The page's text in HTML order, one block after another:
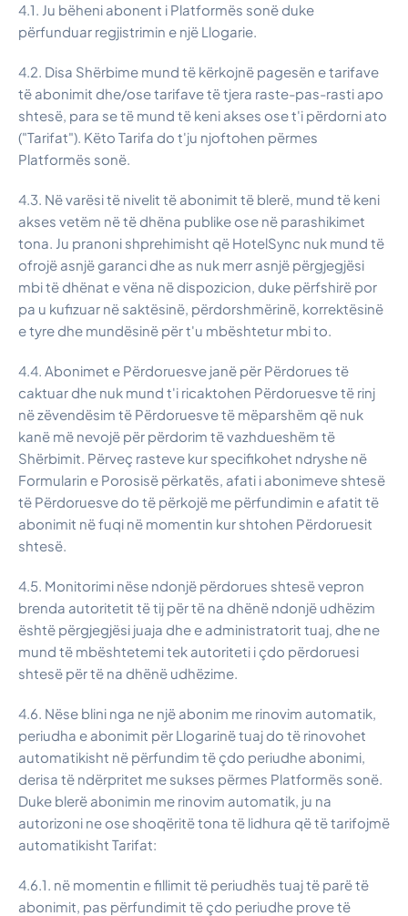
4.1. Ju bëheni abonent i Platformës sonë duke
përfunduar regjistrimin e një Llogarie.
4.2. Disa Shërbime mund të kërkojnë pagesën e tarifave
të abonimit dhe/ose tarifave të tjera raste-pas-rasti apo
shtesë, para se të mund të keni akses ose t'i përdorni ato
("Tarifat"). Këto Tarifa do t'ju njoftohen përmes
Platformës sonë.
4.3. Në varësi të nivelit të abonimit të blerë, mund të keni
akses vetëm në të dhëna publike ose në parashikimet
tona. Ju pranoni shprehimisht që HotelSync nuk mund të
ofrojë asnjë garanci dhe as nuk merr asnjë përgjegjësi
mbi të dhënat e vëna në dispozicion, duke përfshirë por
pa u kufizuar në saktësinë, përdorshmërinë, korrektësinë
e tyre dhe mundësinë për t'u mbështetur mbi to.
4.4. Abonimet e Përdoruesve janë për Përdorues të
caktuar dhe nuk mund t'i ricaktohen Përdoruesve të rinj
në zëvendësim të Përdoruesve të mëparshëm që nuk
kanë më nevojë për përdorim të vazhdueshëm të
Shërbimit. Përveç rasteve kur specifikohet ndryshe në
Formularin e Porosisë përkatës, afati i abonimeve shtesë
të Përdoruesve do të përkojë me përfundimin e afatit të
abonimit në fuqi në momentin kur shtohen Përdoruesit
shtesë.
4.5. Monitorimi nëse ndonjë përdorues shtesë vepron
brenda autoritetit të tij për të na dhënë ndonjë udhëzim
është përgjegjësi juaja dhe e administratorit tuaj, dhe ne
mund të mbështetemi tek autoriteti i çdo përdoruesi
shtesë për të na dhënë udhëzime.
4.6. Nëse blini nga ne një abonim me rinovim automatik,
periudha e abonimit për Llogarinë tuaj do të rinovohet
automatikisht në përfundim të çdo periudhe abonimi,
derisa të ndërpritet me sukses përmes Platformës sonë.
Duke blerë abonimin me rinovim automatik, ju na
autorizoni ne ose shoqëritë tona të lidhura që të tarifojmë
automatikisht Tarifat:
4.6.1. në momentin e fillimit të periudhës tuaj të parë të
abonimit, pas përfundimit të çdo periudhe prove të